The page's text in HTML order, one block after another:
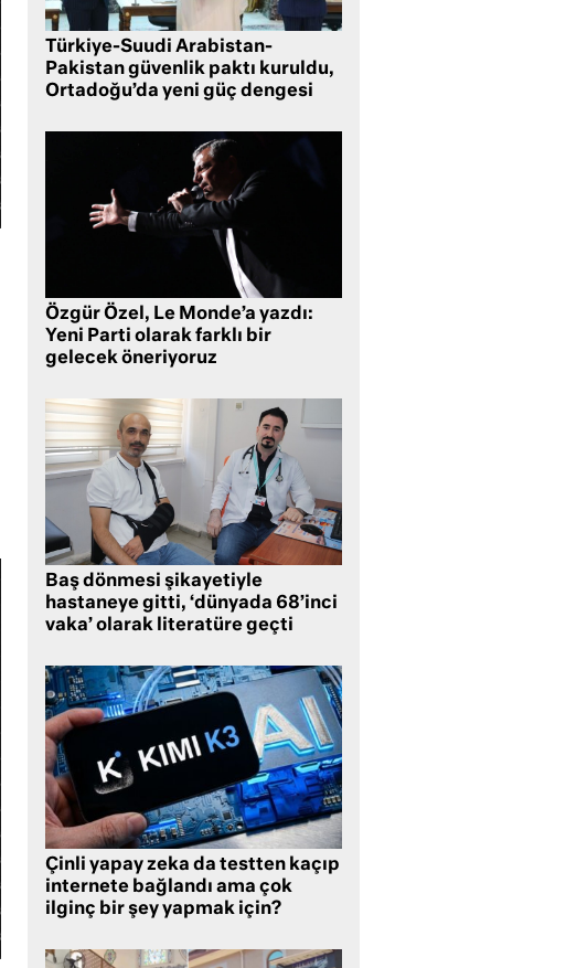
Türkiye-Suudi Arabistan-
Pakistan güvenlik paktı kuruldu,
Ortadoğu’da yeni güç dengesi
Özgür Özel, Le Monde’a yazdı:
Yeni Parti olarak farklı bir
gelecek öneriyoruz
Baş dönmesi şikayetiyle
hastaneye gitti, ‘dünyada 68’inci
vaka’ olarak literatüre geçti
Çinli yapay zeka da testten kaçıp
internete bağlandı ama çok
ilginç bir şey yapmak için?